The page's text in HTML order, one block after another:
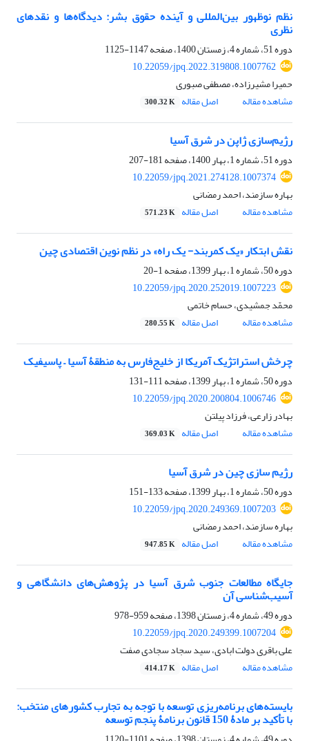
نظم نوظهور بین‌المللی و آینده حقوق بشر: دیدگاه‌ها و نقدهای
نظری
دوره 51، شماره 4، زمستان 1400، صفحه
1147-1125
10.22059/jpq.2022.319808.1007762
حمیرا مشیرزاده، مصطفی صبوری
مشاهده مقاله
اصل مقاله 300.32 K
رژیم‌سازی ژاپن در شرق آسیا
دوره 51، شماره 1، بهار 1400، صفحه
181-207
10.22059/jpq.2021.274128.1007374
بهاره سازمند، احمد رمضانی
مشاهده مقاله
اصل مقاله 571.23 K
نقش ابتکار «یک کمربند- یک راه» در نظم نوین اقتصادی چین
دوره 50، شماره 1، بهار 1399، صفحه
1-20
10.22059/jpq.2020.252019.1007223
محمّد جمشیدی، حسام خاتمی
مشاهده مقاله
اصل مقاله 280.55 K
چرخش استراتژیک آمریکا از خلیج‌فارس به منطقۀ آسیا – پاسیفیک
دوره 50، شماره 1، بهار 1399، صفحه
111-131
10.22059/jpq.2020.200804.1006746
بهادر زارعی، فرزاد پیلتن
مشاهده مقاله
اصل مقاله 369.03 K
رژیم سازی چین در شرق آسیا
دوره 50، شماره 1، بهار 1399، صفحه
133-151
10.22059/jpq.2020.249369.1007203
بهاره سازمند، احمد رمضانی
مشاهده مقاله
اصل مقاله 947.85 K
جایگاه مطالعات جنوب شرق آسیا در پژوهش‌های دانشگاهی و
آسیب‌شناسی آن
دوره 49، شماره 4، زمستان 1398، صفحه
959-978
10.22059/jpq.2020.249399.1007204
علی باقری دولت ابادی، سید سجاد سجادی صفت
مشاهده مقاله
اصل مقاله 414.17 K
بایسته‌های برنامه‌ریزی توسعه با توجه به تجارب کشورهای منتخب:
با تأکید بر مادۀ 150 قانون برنامۀ پنجم توسعه